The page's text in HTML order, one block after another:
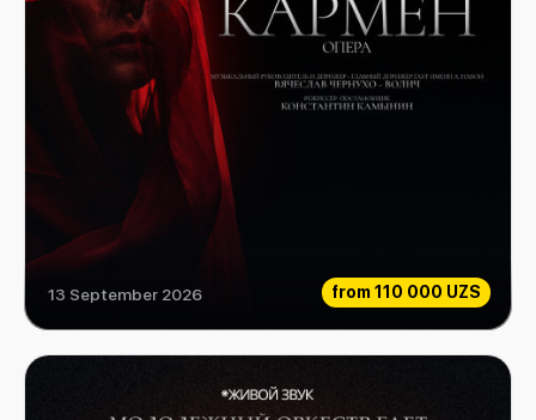
from 110 000 UZS
Жорж Бизе "Кармен" Опера
13 September 2026